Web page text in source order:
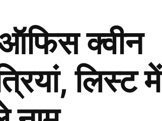
क्वीन
लिस्ट में